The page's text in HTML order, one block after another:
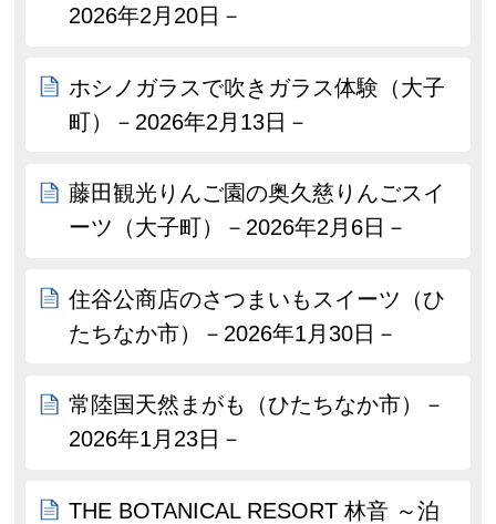
2026年2月20日－
ホシノガラスで吹きガラス体験（大子
町）－2026年2月13日－
藤田観光りんご園の奥久慈りんごスイ
ーツ（大子町）－2026年2月6日－
住谷公商店のさつまいもスイーツ（ひ
たちなか市）－2026年1月30日－
常陸国天然まがも（ひたちなか市）－
2026年1月23日－
THE BOTANICAL RESORT 林音 ～泊